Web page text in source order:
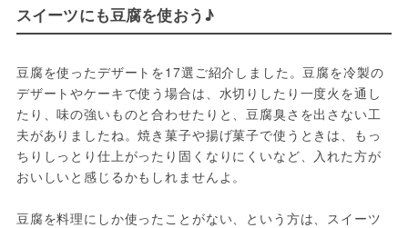
スイーツにも豆腐を使おう♪
豆腐を使ったデザートを17選ご紹介しました。豆腐を冷製の
デザートやケーキで使う場合は、水切りしたり一度火を通し
たり、味の強いものと合わせたりと、豆腐臭さを出さない工
夫がありましたね。焼き菓子や揚げ菓子で使うときは、もっ
ちりしっとり仕上がったり固くなりにくいなど、入れた方が
おいしいと感じるかもしれませんよ。
豆腐を料理にしか使ったことがない、という方は、スイーツ